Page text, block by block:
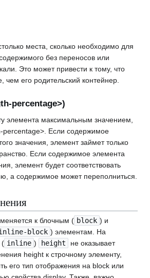
места, сколько необходимо для
без переносов или
Это может привести к тому, что
чем его родительский контейнер.
percentage>)
элемента максимальным значением,
percentage>. Если содержимое
значения, элемент займет только
Если содержимое элемента
элемент будет соответствовать
а содержимое может переполниться.
к блочным ( block ) и
block ) элементам. На
( inline ) height
не оказывает
height к строчному элементу,
его тип отображения на block или